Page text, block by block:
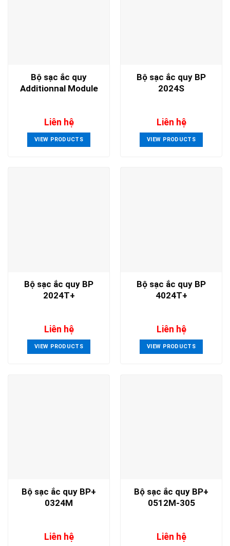
Bộ sạc ắc quy
Additionnal Module
Liên hệ
VIEW PRODUCTS
Bộ sạc ắc quy BP
2024S
Liên hệ
VIEW PRODUCTS
Bộ sạc ắc quy BP
2024T+
Liên hệ
VIEW PRODUCTS
Bộ sạc ắc quy BP
4024T+
Liên hệ
VIEW PRODUCTS
Bộ sạc ắc quy BP+
0324M
Liên hệ
Bộ sạc ắc quy BP+
0512M-305
Liên hệ